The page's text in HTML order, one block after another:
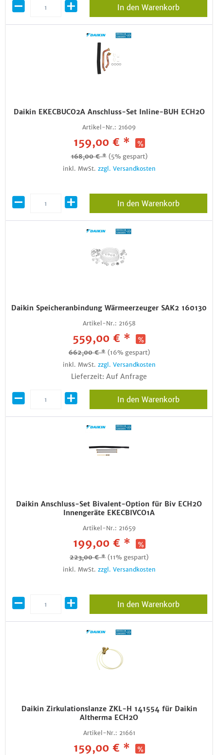
In den Warenkorb
Daikin EKECBUCO2A Anschluss-Set Inline-BUH ECH2O
Artikel-Nr.: 21609
159,00 € *
168,00 € * (5% gespart)
inkl. MwSt. zzgl. Versandkosten
In den Warenkorb
Daikin Speicheranbindung Wärmeerzeuger SAK2 160130
Artikel-Nr.: 21658
559,00 € *
662,00 € * (16% gespart)
inkl. MwSt. zzgl. Versandkosten
Lieferzeit: Auf Anfrage
In den Warenkorb
Daikin Anschluss-Set Bivalent-Option für Biv ECH2O
Innengeräte EKECBIVCO1A
Artikel-Nr.: 21659
199,00 € *
223,00 € * (11% gespart)
inkl. MwSt. zzgl. Versandkosten
In den Warenkorb
Daikin Zirkulationslanze ZKL-H 141554 für Daikin
Altherma ECH2O
Artikel-Nr.: 21661
159,00 € *